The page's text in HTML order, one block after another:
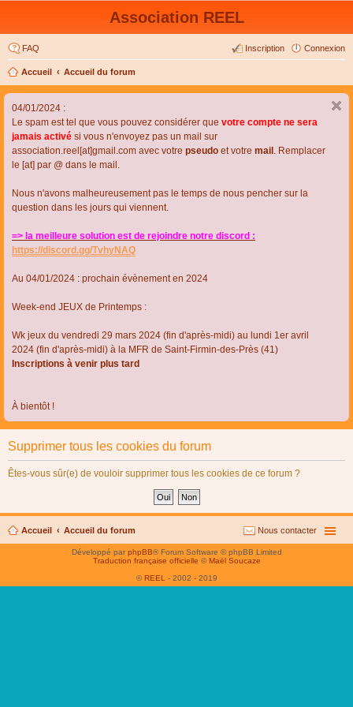
Association REEL
FAQ Connexion
Inscription
Accueil Accueil du forum
04/01/2024 :
Le spam est tel que vous pouvez considérer que votre compte ne sera
jamais activé si vous n'envoyez pas un mail sur
association.reel[at]gmail.com avec votre pseudo et votre mail . Remplacer
le [at] par @ dans le mail.
Nous n'avons malheureusement pas le temps de nous pencher sur la
question dans les jours qui viennent.
=> la meilleure solution est de rejoindre notre discord :
https://discord.gg/TvhyNAQ
Au 04/01/2024 : prochain évènement en 2024
Week-end JEUX de Printemps :
Wk jeux du vendredi 29 mars 2024 (fin d'après-midi) au lundi 1er avril
2024 (fin d'après-midi) à la MFR de Saint-Firmin-des-Près (41)
Inscriptions à venir plus tard
À bientôt !
Supprimer tous les cookies du forum
Êtes-vous sûr(e) de vouloir supprimer tous les cookies de ce forum ?
Accueil Accueil du forum Nous contacter
Développé parphpBB® Forum Software © phpBB Limited
Traduction française officielle © Maël Soucaze
© REEL - 2002 - 2019